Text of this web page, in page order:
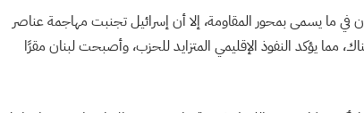
ما يسمى بمحور المقاومة، إلا أن إسرائيل تجنبت مهاجمة عناصر
مما يؤكد النفوذ الإقليمي المتزايد للحزب، وأصبحت لبنان مقرًا